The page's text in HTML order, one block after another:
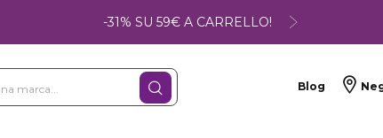
-31% SU 59€ A CARRELLO!
Blog